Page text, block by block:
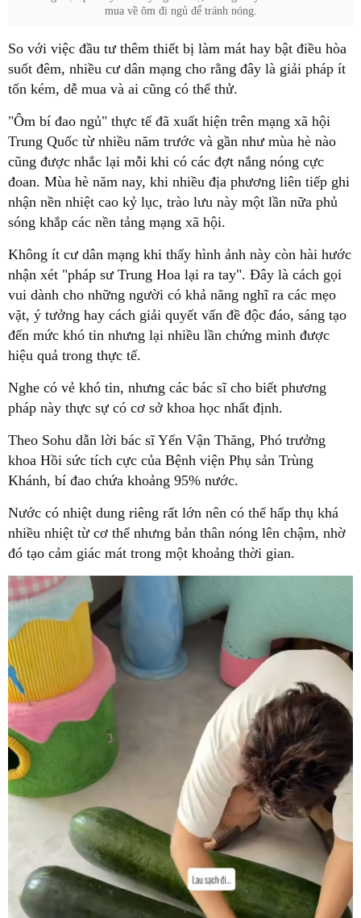
mua về ôm đi ngủ để tránh nóng.
So với việc đầu tư thêm thiết bị làm mát hay bật điều hòa
suốt đêm, nhiều cư dân mạng cho rằng đây là giải pháp ít
tốn kém, dễ mua và ai cũng có thể thử.
"Ôm bí đao ngủ" thực tế đã xuất hiện trên mạng xã hội
Trung Quốc từ nhiều năm trước và gần như mùa hè nào
cũng được nhắc lại mỗi khi có các đợt nắng nóng cực
đoan. Mùa hè năm nay, khi nhiều địa phương liên tiếp ghi
nhận nền nhiệt cao kỷ lục, trào lưu này một lần nữa phủ
sóng khắp các nền tảng mạng xã hội.
Không ít cư dân mạng khi thấy hình ảnh này còn hài hước
nhận xét "pháp sư Trung Hoa lại ra tay". Đây là cách gọi
vui dành cho những người có khả năng nghĩ ra các mẹo
vặt, ý tưởng hay cách giải quyết vấn đề độc đáo, sáng tạo
đến mức khó tin nhưng lại nhiều lần chứng minh được
hiệu quả trong thực tế.
Nghe có vẻ khó tin, nhưng các bác sĩ cho biết phương
pháp này thực sự có cơ sở khoa học nhất định.
Theo Sohu dẫn lời bác sĩ Yến Vận Thăng, Phó trưởng
khoa Hồi sức tích cực của Bệnh viện Phụ sản Trùng
Khánh, bí đao chứa khoảng 95% nước.
Nước có nhiệt dung riêng rất lớn nên có thể hấp thụ khá
nhiều nhiệt từ cơ thể nhưng bản thân nóng lên chậm, nhờ
đó tạo cảm giác mát trong một khoảng thời gian.